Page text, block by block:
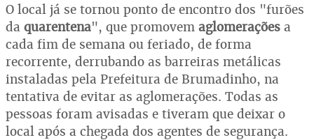
O local já se tornou ponto de encontro dos "furões
da quarentena", que promovem aglomerações a
cada fim de semana ou feriado, de forma
recorrente, derrubando as barreiras metálicas
instaladas pela Prefeitura de Brumadinho, na
tentativa de evitar as aglomerações. Todas as
pessoas foram avisadas e tiveram que deixar o
local após a chegada dos agentes de segurança.